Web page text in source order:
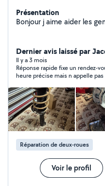
Présentation
Bonjour j aime aider les
Dernier avis laissé par
Il y a 3 mois
Réponse rapide fixe un rendez-
heure précise mais n appelle
Réparation de deux-roues
Voir le profil